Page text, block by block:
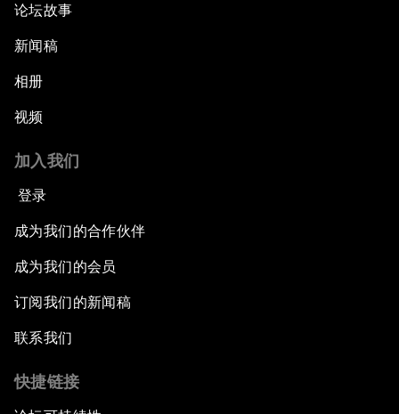
论坛故事
新闻稿
相册
视频
加入我们
登录
成为我们的合作伙伴
成为我们的会员
订阅我们的新闻稿
联系我们
快捷链接